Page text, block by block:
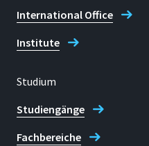
International Office
Institute
Studium
Studiengänge
Fachbereiche